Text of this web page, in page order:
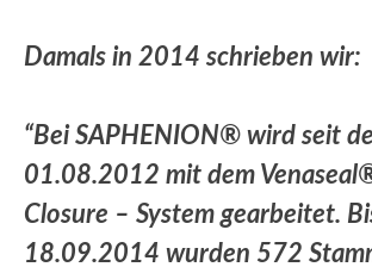
Damals in 2014 schrieben wir:
“Bei SAPHENION® wird seit
01.08.2012 mit dem
Closure – System gearbeitet.
18.09.2014 wurden 572